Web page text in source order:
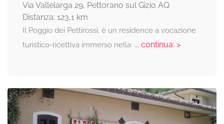
Via Vallelarga 29, Pettorano sul Gizio AQ
Distanza: 123,1 km
Il Poggio dei Pettirossi, è un residence a vocazione
turistico-ricettiva immerso nella... continua: >